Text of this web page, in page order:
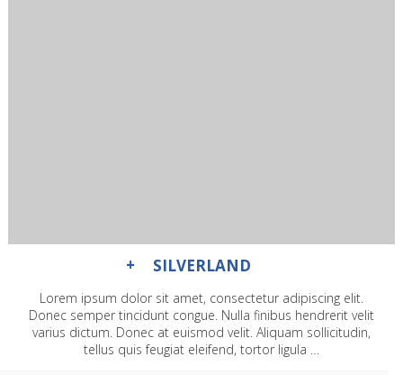
SILVERLAND
Lorem ipsum dolor sit amet, consectetur adipiscing elit.
Donec semper tincidunt congue. Nulla finibus hendrerit velit
varius dictum. Donec at euismod velit. Aliquam sollicitudin,
tellus quis feugiat eleifend, tortor ligula …